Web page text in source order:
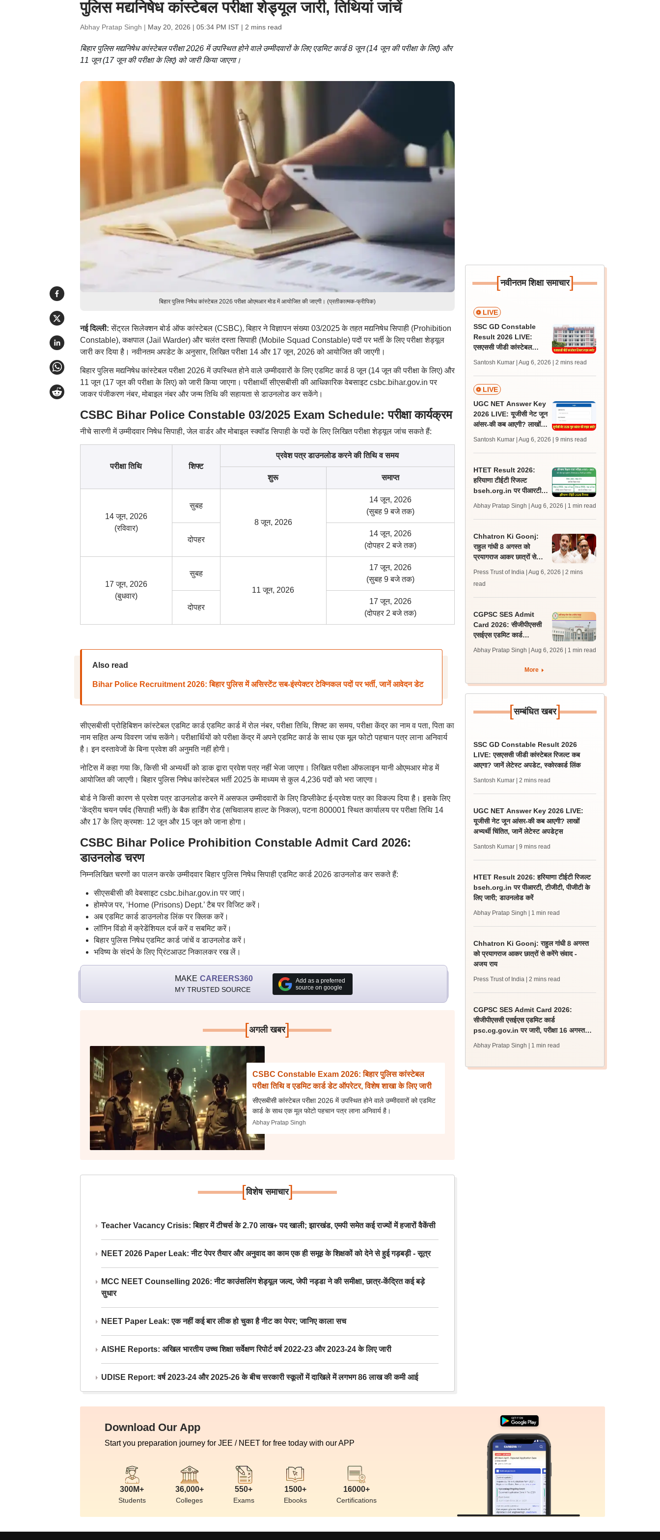
पुलिस मद्यनिषेध कांस्टेबल परीक्षा शेड्यूल जारी, तिथियां जांचें
Abhay Pratap Singh | May 20, 2026 | 05:34 PM IST| 2 mins read
बिहार पुलिस मद्यनिषेध कांस्टेबल परीक्षा 2026 में उपस्थित होने वाले उम्मीदवारों के लिए एडमिट कार्ड 8 जून (14 जून की परीक्षा के लिए) और
11 जून (17 जून की परीक्षा के लिए) को जारी किया जाएगा।
बिहार पुलिस निषेध कांस्टेबल 2026 परीक्षा ओएमआर मोड में आयोजित की जाएगी। (प्रतीकात्मक-फ्रीपिक)
नई दिल्ली:सेंट्रल सिलेक्शन बोर्ड ऑफ कांस्टेबल (CSBC), बिहार ने विज्ञापन संख्या 03/2025 के तहत मद्यनिषेध सिपाही (Prohibition
Constable), कक्षपाल (Jail Warder) और चलंत दस्ता सिपाही (Mobile Squad Constable) पदों पर भर्ती के लिए परीक्षा शेड्यूल
जारी कर दिया है। नवीनतम अपडेट के अनुसार, लिखित परीक्षा 14 और 17 जून, 2026 को आयोजित की जाएगी।
बिहार पुलिस मद्यनिषेध कांस्टेबल परीक्षा 2026 में उपस्थित होने वाले उम्मीदवारों के लिए एडमिट कार्ड 8 जून (14 जून की परीक्षा के लिए) और
11 जून (17 जून की परीक्षा के लिए) को जारी किया जाएगा। परीक्षार्थी सीएसबीसी की आधिकारिक वेबसाइट csbc.bihar.gov.in पर
जाकर पंजीकरण नंबर, मोबाइल नंबर और जन्म तिथि की सहायता से डाउनलोड कर सकेंगे।
CSBC Bihar Police Constable 03/2025 Exam Schedule: परीक्षा कार्यक्रम
नीचे सारणी में उम्मीदवार निषेध सिपाही, जेल वार्डर और मोबाइल स्क्वॉड सिपाही के पदों के लिए लिखित परीक्षा शेड्यूल जांच सकते हैं:
परीक्षा तिथि शिफ्ट
प्रवेश पत्र डाउनलोड करने की तिथि व समय
शुरू समाप्त
14 जून, 2026
(रविवार)
सुबह
8 जून, 2026
14 जून, 2026
(सुबह 9 बजे तक)
दोपहर
14 जून, 2026
(दोपहर 2 बजे तक)
17 जून, 2026
(बुधवार)
सुबह
11 जून, 2026
17 जून, 2026
(सुबह 9 बजे तक)
दोपहर
17 जून, 2026
(दोपहर 2 बजे तक)
Also read
Bihar Police Recruitment 2026: बिहार पुलिस में असिस्टेंट सब-इंस्पेक्टर टेक्निकल पदों पर भर्ती, जानें आवेदन डेट
सीएसबीसी प्रोहिबिशन कांस्टेबल एडमिट कार्ड एडमिट कार्ड में रोल नंबर, परीक्षा तिथि, शिफ्ट का समय, परीक्षा केंद्र का नाम व पता, पिता का
नाम सहित अन्य विवरण जांच सकेंगे। परीक्षार्थियों को परीक्षा केंद्र में अपने एडमिट कार्ड के साथ एक मूल फोटो पहचान पत्र लाना अनिवार्य
है। इन दस्तावेजों के बिना प्रवेश की अनुमति नहीं होगी।
नोटिस में कहा गया कि, किसी भी अभ्यर्थी को डाक द्वारा प्रवेश पत्र नहीं भेजा जाएगा। लिखित परीक्षा ऑफलाइन यानी ओएमआर मोड में
आयोजित की जाएगी। बिहार पुलिस निषेध कांस्टेबल भर्ती 2025 के माध्यम से कुल 4,236 पदों को भरा जाएगा।
बोर्ड ने किसी कारण से प्रवेश पत्र डाउनलोड करने में असफल उम्मीदवारों के लिए डिप्लीकेट ई-प्रवेश पत्र का विकल्प दिया है। इसके लिए
‘केंद्रीय चयन पर्षद (सिपाही भर्ती) के बैक हार्डिंग रोड (सचिवालय हाल्ट के निकल), पटना 800001 स्थित कार्यालय पर परीक्षा तिथि 14
और 17 के लिए क्रमशः 12 जून और 15 जून को जाना होगा।
CSBC Bihar Police Prohibition Constable Admit Card 2026:
डाउनलोड चरण
निम्नलिखित चरणों का पालन करके उम्मीदवार बिहार पुलिस निषेध सिपाही एडमिट कार्ड 2026 डाउनलोड कर सकते हैं:
सीएसबीसी की वेबसाइट csbc.bihar.gov.in पर जाएं।
होमपेज पर, ‘Home (Prisons) Dept.’ टैब पर विजिट करें।
अब एडमिट कार्ड डाउनलोड लिंक पर क्लिक करें।
लॉगिन विंडो में क्रेडेंशियल दर्ज करें व सबमिट करें।
बिहार पुलिस निषेध एडमिट कार्ड जांचें व डाउनलोड करें।
भविष्य के संदर्भ के लिए प्रिंटआउट निकालकर रख लें।
MAKE CAREERS360
MY TRUSTED SOURCE
Add as a preferred
source on google
[अगली खबर]
CSBC Constable Exam 2026: बिहार पुलिस कांस्टेबल
परीक्षा तिथि व एडमिट कार्ड डेट ऑपरेटर, विशेष शाखा के लिए जारी
सीएसबीसी कांस्टेबल परीक्षा 2026 में उपस्थित होने वाले उम्मीदवारों को एडमिट
कार्ड के साथ एक मूल फोटो पहचान पत्र लाना अनिवार्य है।
Abhay Pratap Singh
[विशेष समाचार]
Teacher Vacancy Crisis: बिहार में टीचर्स के 2.70 लाख+ पद खाली; झारखंड, एमपी समेत कई राज्यों में हजारों वैकेंसी
NEET 2026 Paper Leak: नीट पेपर तैयार और अनुवाद का काम एक ही समूह के शिक्षकों को देने से हुई गड़बड़ी - सूत्र
MCC NEET Counselling 2026: नीट काउंसलिंग शेड्यूल जल्द, जेपी नड्डा ने की समीक्षा, छात्र-केंद्रित कई बड़े
सुधार
NEET Paper Leak: एक नहीं कई बार लीक हो चुका है नीट का पेपर; जानिए काला सच
AISHE Reports: अखिल भारतीय उच्च शिक्षा सर्वेक्षण रिपोर्ट वर्ष 2022-23 और 2023-24 के लिए जारी
UDISE Report: वर्ष 2023-24 और 2025-26 के बीच सरकारी स्कूलों में दाखिले में लगभग 86 लाख की कमी आई
[नवीनतम शिक्षा समाचार]
LIVE
SSC GD Constable
Result 2026 LIVE:
एसएससी जीडी कांस्टेबल
लेटेस्ट अपडेट, स्कोरकार्ड लिंक
Santosh Kumar | Aug 6, 2026 | 2 mins read
LIVE
UGC NET Answer Key
2026 LIVE: यूजीसी नेट जून
आंसर-की कब आएगी? लाखों
Santosh Kumar | Aug 6, 2026 | 9 mins read
HTET Result 2026:
हरियाणा टीईटी रिजल्ट
bseh.org.in पर पीआरटी,
डाउनलोड करें
Abhay Pratap Singh | Aug 6, 2026 | 1 min read
Chhatron Ki Goonj:
राहुल गांधी 8 अगस्त को
प्रयागराज आकर छात्रों से
Press Trust of India | Aug 6, 2026
| 2 mins
read
CGPSC SES Admit
Card 2026: सीजीपीएससी
एसईएस एडमिट कार्ड
परीक्षा 16 अगस्त को होगी
Abhay Pratap Singh | Aug 6, 2026 | 1 min read
More
[सम्बंधित खबर]
SSC GD Constable Result 2026
LIVE: एसएससी जीडी कांस्टेबल रिजल्ट कब
आएगा? जानें लेटेस्ट अपडेट, स्कोरकार्ड लिंक
Santosh Kumar | 2 mins read
UGC NET Answer Key 2026 LIVE:
यूजीसी नेट जून आंसर-की कब आएगी? लाखों
अभ्यर्थी चिंतित, जानें लेटेस्ट अपडेट्स
Santosh Kumar | 9 mins read
HTET Result 2026: हरियाणा टीईटी रिजल्ट
bseh.org.in पर पीआरटी, टीजीटी, पीजीटी के
लिए जारी; डाउनलोड करें
Abhay Pratap Singh | 1 min read
Chhatron Ki Goonj: राहुल गांधी 8 अगस्त
को प्रयागराज आकर छात्रों से करेंगे संवाद -
अजय राय
Press Trust of India | 2 mins read
CGPSC SES Admit Card 2026:
सीजीपीएससी एसईएस एडमिट कार्ड
psc.cg.gov.in पर जारी, परीक्षा 16 अगस्त
Abhay Pratap Singh | 1 min read
Download Our App
Start you preparation journey for JEE / NEET for free today with our APP
300M+
Students
36,000+
Colleges
550+
Exams
1500+
Ebooks
16000+
Certifications
Sign In/Sign Up